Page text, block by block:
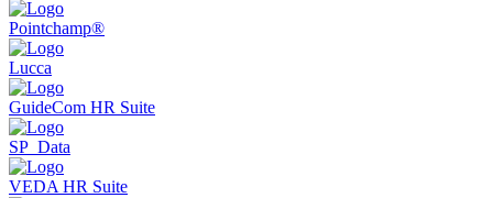
Pointchamp®
Lucca
GuideCom HR Suite
SP_Data
VEDA HR Suite